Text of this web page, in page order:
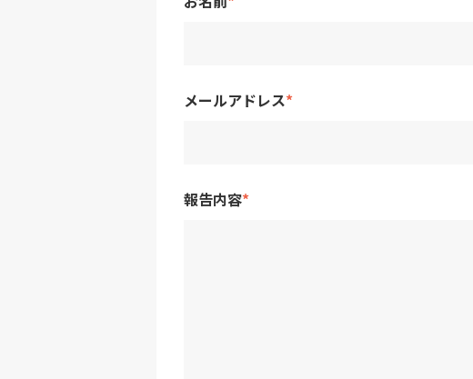
メールアドレス*
報告内容*